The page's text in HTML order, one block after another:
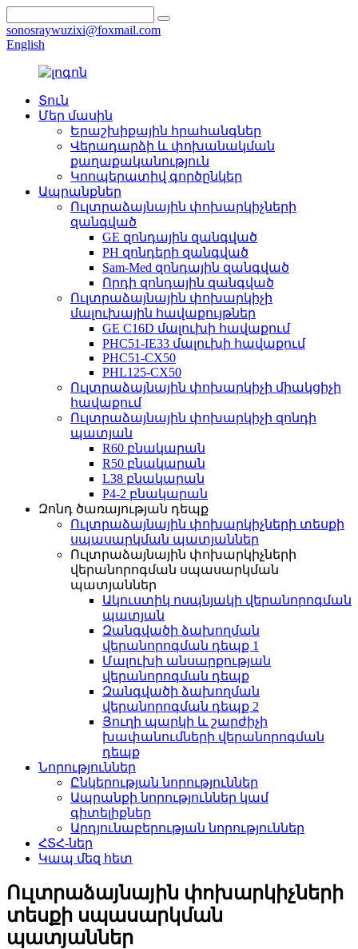
sonosraywuzixi@foxmail.com
English
Տուն
Մեր մասին
Երաշխիքային հրահանգներ
Վերադարձի և փոխանակման
քաղաքականություն
Կոոպերատիվ գործընկեր
Ապրանքներ
Ուլտրաձայնային փոխարկիչների
զանգված
GE զոնդային զանգված
PH զոնդերի զանգված
Sam-Med զոնդային զանգված
Որդի զոնդային զանգված
Ուլտրաձայնային փոխարկիչի
մալուխային հավաքույթներ
GE C16D մալուխի հավաքում
PHC51-IE33 մալուխի հավաքում
PHC51-CX50
PHL125-CX50
Ուլտրաձայնային փոխարկիչի միակցիչի
հավաքում
Ուլտրաձայնային փոխարկիչի զոնդի
պատյան
R60 բնակարան
R50 բնակարան
L38 բնակարան
P4-2 բնակարան
Զոնդ ծառայության դեպք
Ուլտրաձայնային փոխարկիչների տեսքի
սպասարկման պատյաններ
Ուլտրաձայնային փոխարկիչների
վերանորոգման սպասարկման
պատյաններ
Ակուստիկ ոսպնյակի վերանորոգման
պատյան
Զանգվածի ձախողման
վերանորոգման դեպք 1
Մալուխի անսարքության
վերանորոգման դեպք
Զանգվածի ձախողման
վերանորոգման դեպք 2
Յուղի պարկի և շարժիչի
խափանումների վերանորոգման
դեպք
Նորություններ
Ընկերության նորություններ
Ապրանքի նորություններ կամ
գիտելիքներ
Արդյունաբերության նորություններ
ՀՏՀ-ներ
Կապ մեզ հետ
Ուլտրաձայնային փոխարկիչների
տեսքի սպասարկման
պատյաններ